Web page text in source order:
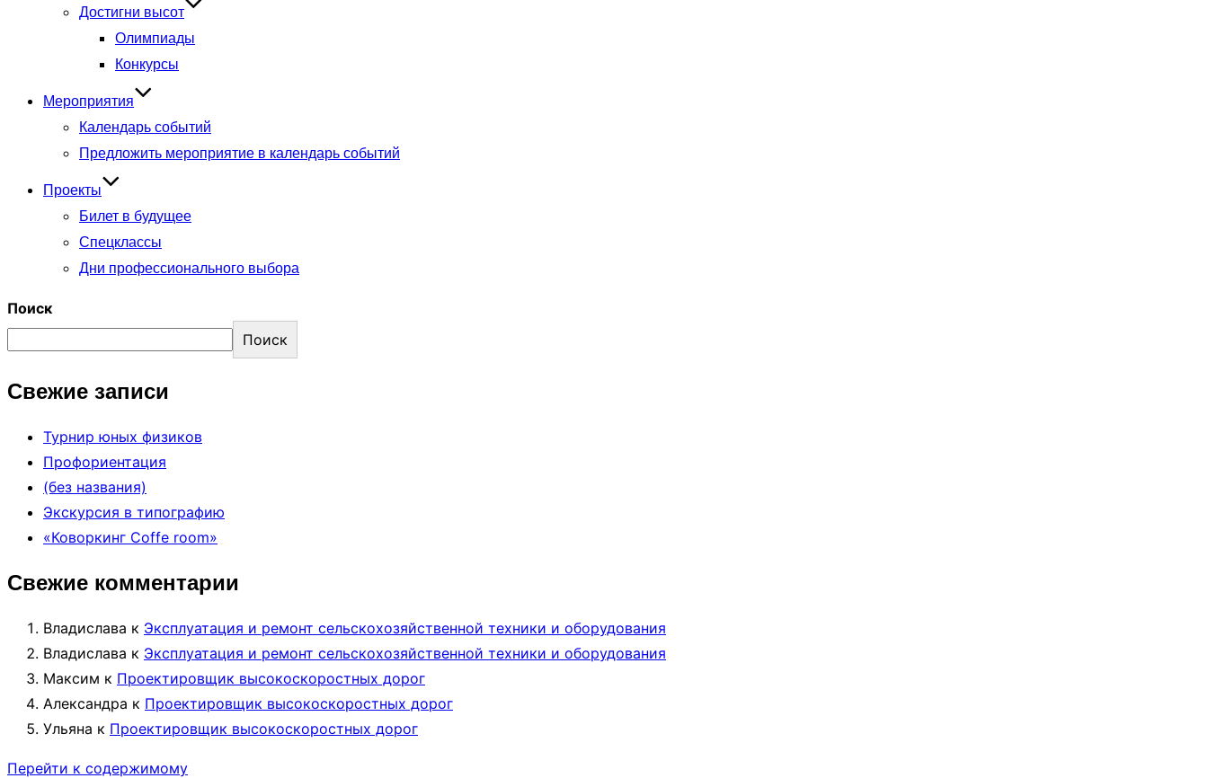
Достигни высот
Олимпиады
Конкурсы
Мероприятия
Календарь событий
Предложить мероприятие в календарь событий
Проекты
Билет в будущее
Спецклассы
Дни профессионального выбора
Поиск
Поиск
Свежие записи
Турнир юных физиков
Профориентация
(без названия)
Экскурсия в типографию
«Коворкинг Coffe room»
Свежие комментарии
Владислава к Эксплуатация и ремонт сельскохозяйственной техники и оборудования
Владислава к Эксплуатация и ремонт сельскохозяйственной техники и оборудования
Максим к Проектировщик высокоскоростных дорог
Александра к Проектировщик высокоскоростных дорог
Ульяна к Проектировщик высокоскоростных дорог
Перейти к содержимому